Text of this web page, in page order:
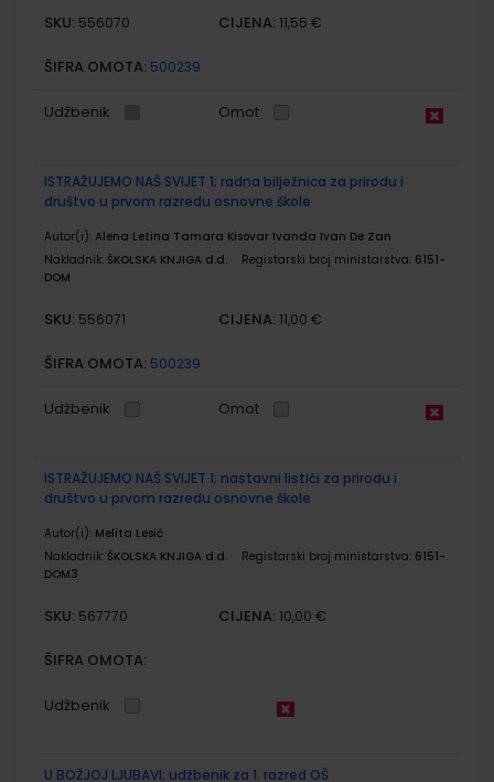
SKU: 556070 CIJENA: 11,55 €
ŠIFRA OMOTA: 500239
Udžbenik Omot
ISTRAŽUJEMO NAŠ SVIJET 1; radna bilježnica za prirodu i
društvo u prvom razredu osnovne škole
Autor(i): Alena Letina Tamara Kisovar Ivanda Ivan De Zan
Nakladnik: ŠKOLSKA KNJIGA d.d. Registarski broj ministarstva: 6151-
DOM
SKU: 556071 CIJENA: 11,00 €
ŠIFRA OMOTA: 500239
Udžbenik Omot
ISTRAŽUJEMO NAŠ SVIJET 1; nastavni listići za prirodu i
društvo u prvom razredu osnovne škole
Autor(i): Melita Lesić
Nakladnik: ŠKOLSKA KNJIGA d.d. Registarski broj ministarstva: 6151-
DOM3
SKU: 567770 CIJENA: 10,00 €
ŠIFRA OMOTA:
Udžbenik
U BOŽJOJ LJUBAVI; udžbenik za 1. razred OŠ